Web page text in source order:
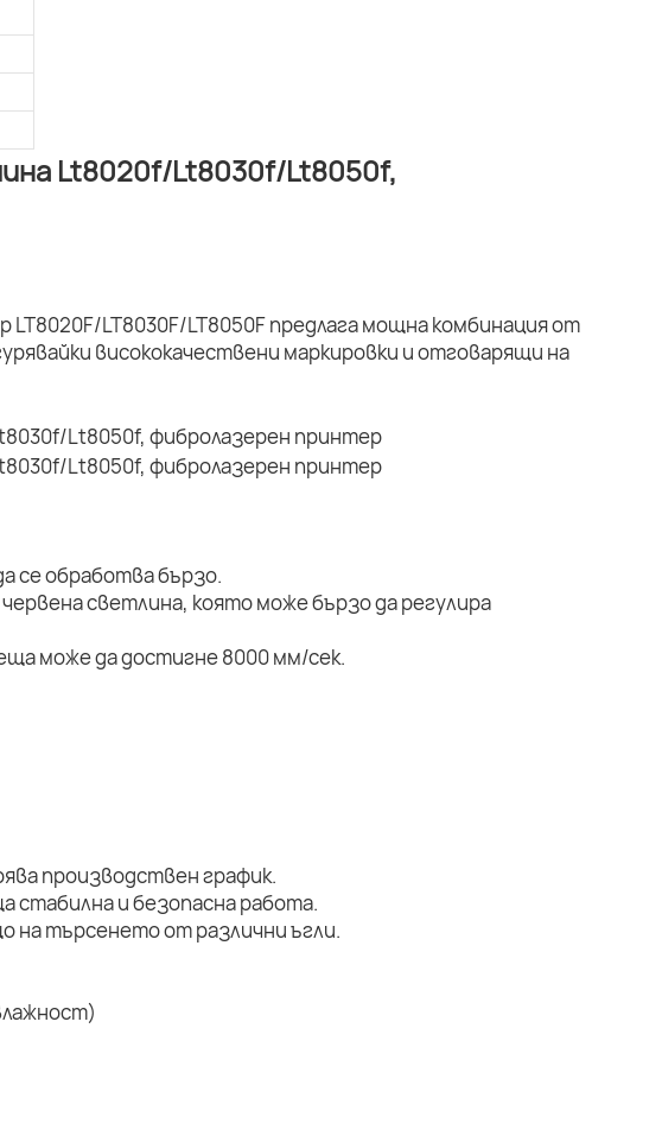
Lt8020f/Lt8030f/Lt8050f,
LT8030F/LT8050F предлага мощна комбинация от
висококачествени маркировки и отговарящи на
се обработва бързо.
светлина, която може бързо да регулира
може да достигне 8000 мм/сек.
производствен график.
стабилна и безопасна работа.
на търсенето от различни ъгли.